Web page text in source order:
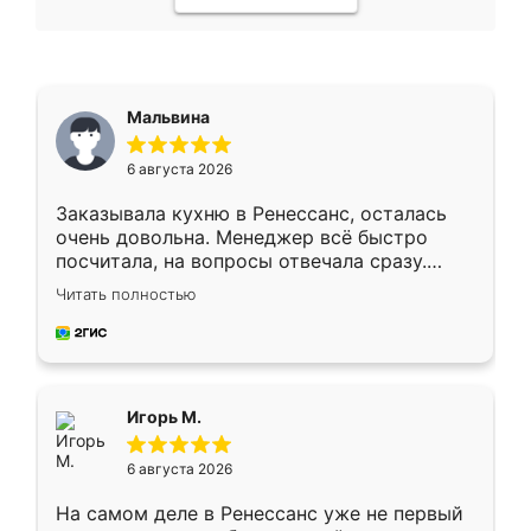
Мальвина
6 августа 2026
Заказывала кухню в Ренессанс, осталась
очень довольна. Менеджер всё быстро
посчитала, на вопросы отвечала сразу.
Замерщик приехал в субботу, подошёл к
делу со всей ответственностью. Собрали
за день, ребята работали аккуратно, даже
Читать полностью
Игорь М.
6 августа 2026
На самом деле в Ренессанс уже не первый